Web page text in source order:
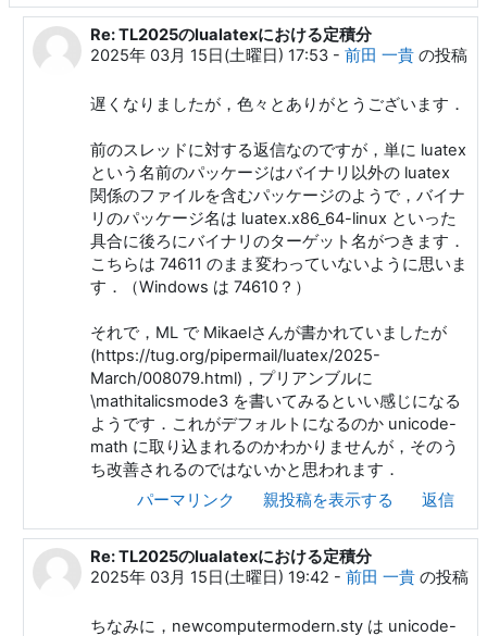
m c への返信
Re: TL2025のlualatexにおける定積分
2025年 03月 15日(土曜日) 17:53- 前田 一貴の投稿
遅くなりましたが，色々とありがとうございます．
前のスレッドに対する返信なのですが，単に luatex
という名前のパッケージはバイナリ以外の luatex
関係のファイルを含むパッケージのようで，バイナ
リのパッケージ名は luatex.x86_64-linux といった
具合に後ろにバイナリのターゲット名がつきます．
こちらは 74611 のまま変わっていないように思いま
す．（Windows は 74610？）
それで，ML で Mikaelさんが書かれていましたが
(https://tug.org/pipermail/luatex/2025-
March/008079.html)，プリアンブルに
\mathitalicsmode3 を書いてみるといい感じになる
ようです．これがデフォルトになるのか unicode-
math に取り込まれるのかわかりませんが，そのう
ち改善されるのではないかと思われます．
パーマリンク
親投稿を表示する 返信
m c への返信
Re: TL2025のlualatexにおける定積分
2025年 03月 15日(土曜日) 19:42 - 前田 一貴の投稿
ちなみに，newcomputermodern.sty は unicode-